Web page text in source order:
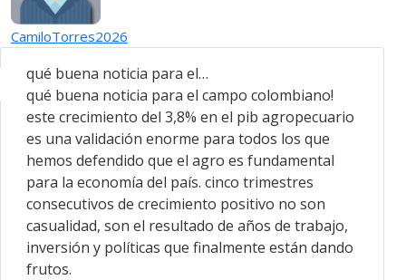
CamiloTorres2026
qué buena noticia para el…
qué buena noticia para el campo colombiano!
este crecimiento del 3,8% en el pib agropecuario
es una validación enorme para todos los que
hemos defendido que el agro es fundamental
para la economía del país. cinco trimestres
consecutivos de crecimiento positivo no son
casualidad, son el resultado de años de trabajo,
inversión y políticas que finalmente están dando
frutos.